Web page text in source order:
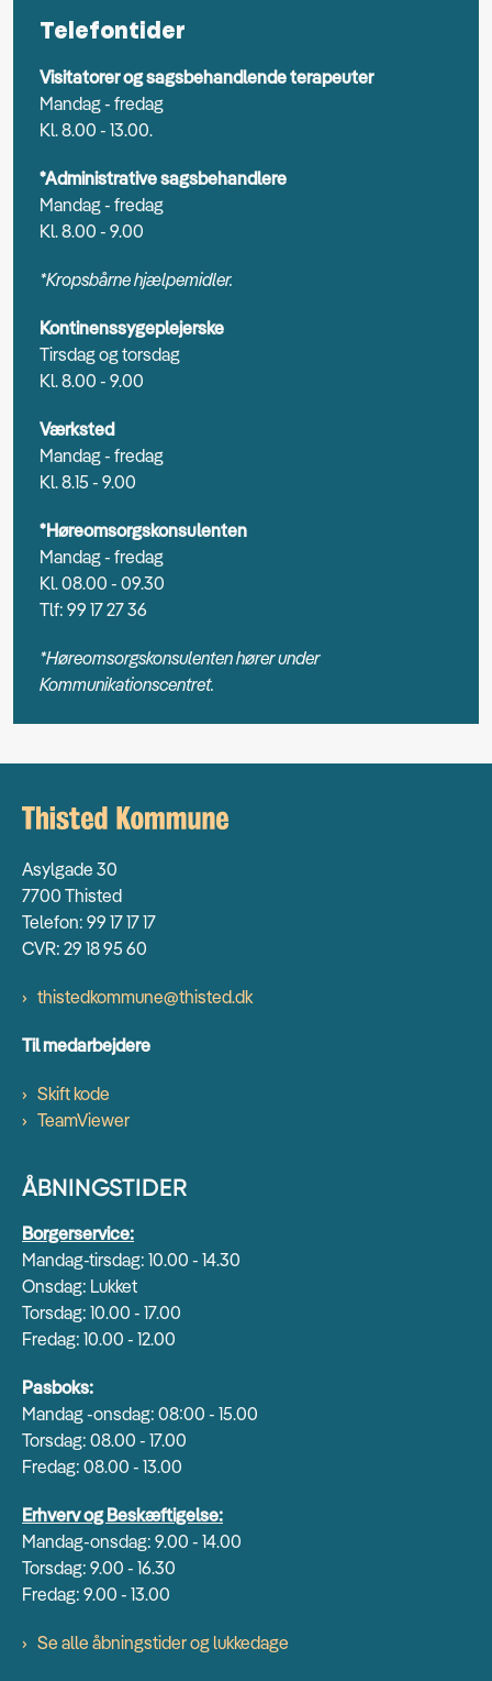
Telefontider
Visitatorer og sagsbehandlende terapeuter
Mandag - fredag
Kl. 8.00 - 13.00.
*Administrative sagsbehandlere
Mandag - fredag
Kl. 8.00 - 9.00
*Kropsbårne hjælpemidler.
Kontinenssygeplejerske
Tirsdag og torsdag
Kl. 8.00 - 9.00
Værksted
Mandag - fredag
Kl. 8.15 - 9.00
*Høreomsorgskonsulenten
Mandag - fredag
Kl. 08.00 - 09.30
Tlf: 99 17 27 36
*Høreomsorgskonsulenten hører under
Kommunikationscentret.
Asylgade 30
7700 Thisted
Telefon: 99 17 17 17
CVR: 29 18 95 60
thistedkommune@thisted.dk
Til medarbejdere
Skift kode
TeamViewer
ÅBNINGSTIDER
Borgerservice:
Mandag-tirsdag: 10.00 - 14.30
Onsdag: Lukket
Torsdag: 10.00 - 17.00
Fredag: 10.00 - 12.00
Pasboks:
Mandag -onsdag: 08:00 - 15.00
Torsdag: 08.00 - 17.00
Fredag: 08.00 - 13.00
Erhverv og Beskæftigelse:
Mandag-onsdag: 9.00 - 14.00
Torsdag: 9.00 - 16.30
Fredag: 9.00 - 13.00
Se alle åbningstider og lukkedage